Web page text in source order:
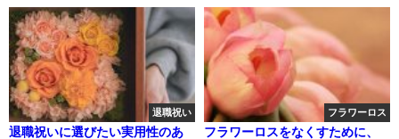
退職祝い
退職祝いに選びたい実用性のあ
フラワーロス
フラワーロスをなくすために、